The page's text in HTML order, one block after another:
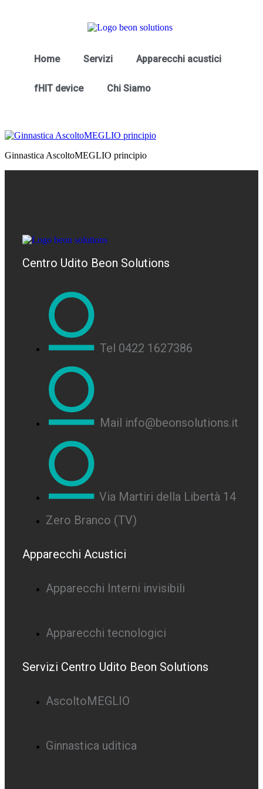
Home Servizi Apparecchi acustici
fHIT device Chi Siamo
Ginnastica AscoltoMEGLIO principio
Centro Udito Beon Solutions
Tel 0422 1627386
Mail info@beonsolutions.it
Via Martiri della Libertà 14
Zero Branco (TV)
Apparecchi Acustici
Apparecchi Interni invisibili
Apparecchi tecnologici
Servizi Centro Udito Beon Solutions
AscoltoMEGLIO
Ginnastica uditica